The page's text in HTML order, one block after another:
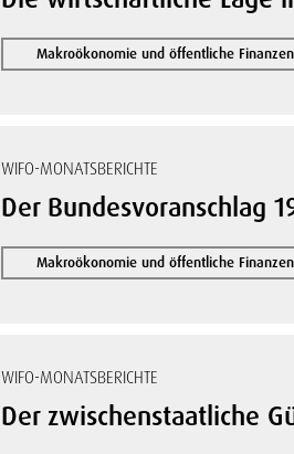
Makroökonomie und öffentliche Finanzen
WIFO-MONATSBERICHTE
Der Bundesvoranschlag
Makroökonomie und öffentliche Finanzen
WIFO-MONATSBERICHTE
Der zwischenstaatliche